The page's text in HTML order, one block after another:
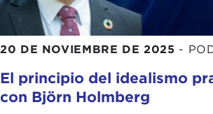
20 DE NOVIEMBRE DE 2025 -
El principio del idealismo
con Björn Holmberg